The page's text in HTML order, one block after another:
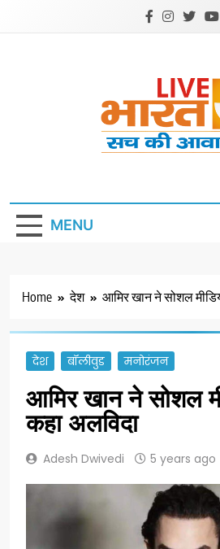
MENU
Home देश आमिर खान ने सोशल
देश बॉलीवुड मनोरंजन
आमिर खान ने सोशल
कहा अलविदा
Adesh Dwivedi 5 years ago